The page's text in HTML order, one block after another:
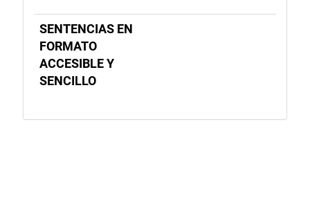
SENTENCIAS EN
FORMATO
ACCESIBLE Y
SENCILLO